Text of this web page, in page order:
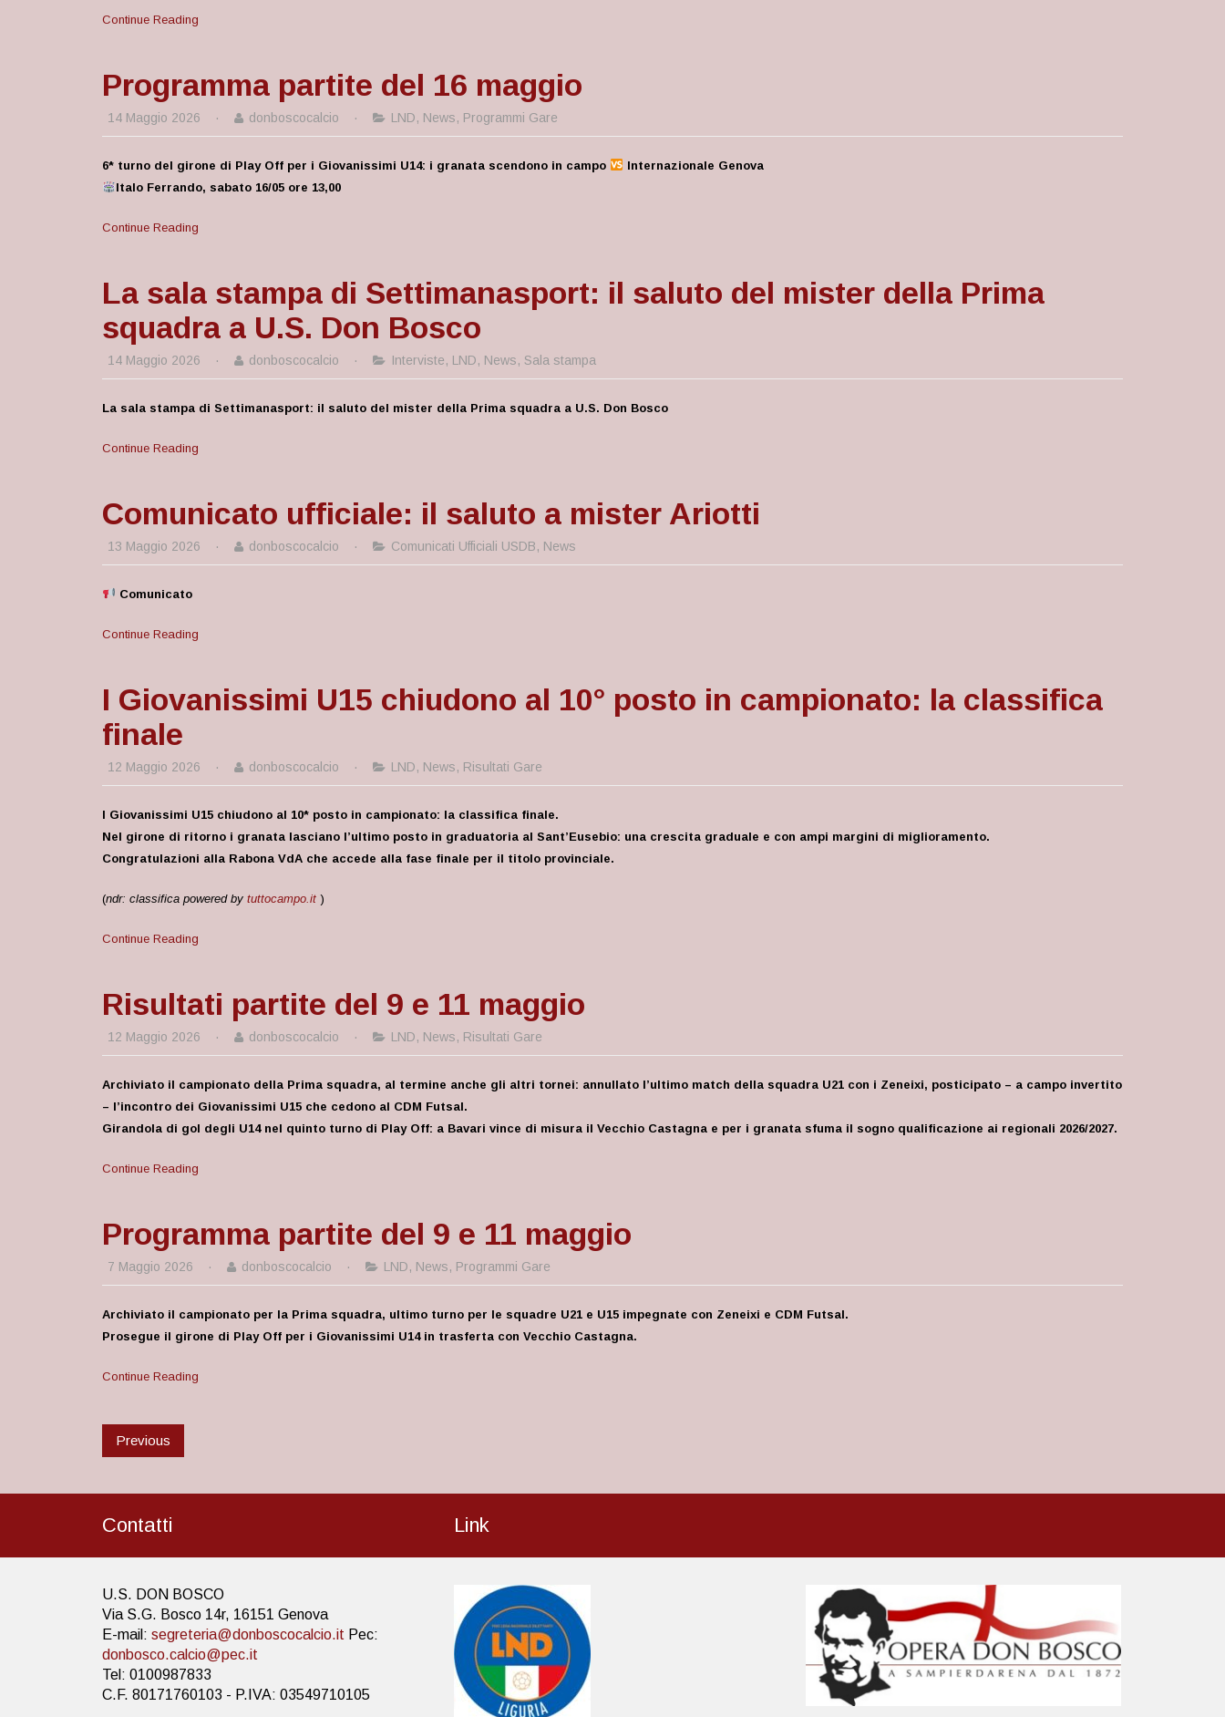
Continue Reading
Programma partite del 16 maggio
14 Maggio 2026 · donboscocalcio · LND, News, Programmi Gare
6* turno del girone di Play Off per i Giovanissimi U14: i granata scendono in campo
Internazionale Genova
Italo Ferrando, sabato 16/05 ore 13,00
Continue Reading
La sala stampa di Settimanasport: il saluto del mister della Prima
squadra a U.S. Don Bosco
14 Maggio 2026 · donboscocalcio · Interviste, LND, News, Sala stampa
La sala stampa di Settimanasport: il saluto del mister della Prima squadra a U.S. Don Bosco
Continue Reading
Comunicato ufficiale: il saluto a mister Ariotti
13 Maggio 2026 · donboscocalcio · Comunicati Ufficiali USDB, News
Comunicato
Continue Reading
I Giovanissimi U15 chiudono al 10° posto in campionato: la classifica
finale
12 Maggio 2026 · donboscocalcio · LND, News, Risultati Gare
I Giovanissimi U15 chiudono al 10* posto in campionato: la classifica finale.
Nel girone di ritorno i granata lasciano l’ultimo posto in graduatoria al Sant’Eusebio: una crescita graduale e con ampi margini di miglioramento.
Congratulazioni alla Rabona VdA che accede alla fase finale per il titolo provinciale.
(ndr: classifica powered by tuttocampo.it )
Continue Reading
Risultati partite del 9 e 11 maggio
12 Maggio 2026 · donboscocalcio · LND, News, Risultati Gare
Archiviato il campionato della Prima squadra, al termine anche gli altri tornei: annullato l’ultimo match della squadra U21 con i Zeneixi, posticipato – a campo invertito
– l’incontro dei Giovanissimi U15 che cedono al CDM Futsal.
Girandola di gol degli U14 nel quinto turno di Play Off: a Bavari vince di misura il Vecchio Castagna e per i granata sfuma il sogno qualificazione ai regionali 2026/2027.
Continue Reading
Programma partite del 9 e 11 maggio
7 Maggio 2026 · donboscocalcio · LND, News, Programmi Gare
Archiviato il campionato per la Prima squadra, ultimo turno per le squadre U21 e U15 impegnate con Zeneixi e CDM Futsal.
Prosegue il girone di Play Off per i Giovanissimi U14 in trasferta con Vecchio Castagna.
Continue Reading
Previous
Contatti
U.S. DON BOSCO
Via S.G. Bosco 14r, 16151 Genova
E-mail: segreteria@donboscocalcio.it Pec:
donbosco.calcio@pec.it
Tel: 0100987833
C.F. 80171760103 - P.IVA: 03549710105
Link